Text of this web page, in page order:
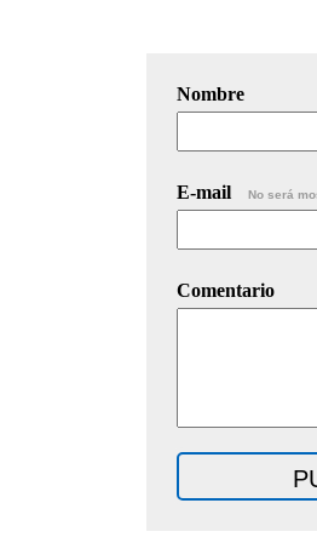
Nombre
E-mail No será
Comentario